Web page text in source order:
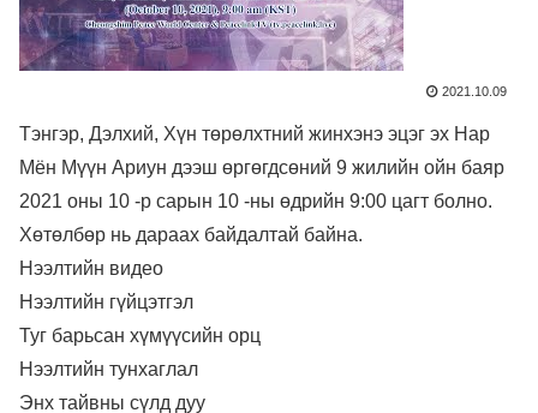
2021.10.09
Тэнгэр, Дэлхий, Хүн төрөлхтний жинхэнэ эцэг эх Нар
Мён Мүүн Ариун дээш өргөгдсөний 9 жилийн ойн баяр
2021 оны 10 -р сарын 10 -ны өдрийн 9:00 цагт болно.
Хөтөлбөр нь дараах байдалтай байна.
Нээлтийн видео
Нээлтийн гүйцэтгэл
Туг барьсан хүмүүсийн орц
Нээлтийн тунхаглал
Энх тайвны сүлд дуу